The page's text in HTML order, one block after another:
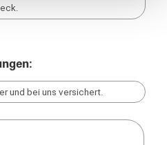
und bei uns versichert.